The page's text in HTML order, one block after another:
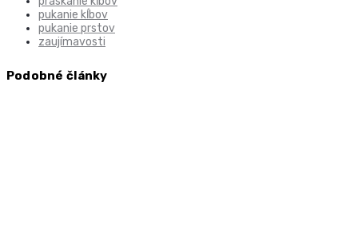
pukanie kĺbov
pukanie prstov
zaujímavosti
Podobné články